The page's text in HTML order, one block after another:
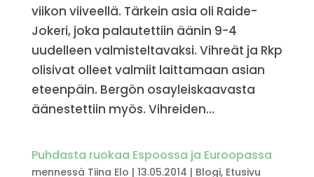
viikon viiveellä. Tärkein asia oli Raide-
Jokeri, joka palautettiin äänin 9-4
uudelleen valmisteltavaksi. Vihreät ja Rkp
olisivat olleet valmiit laittamaan asian
eteenpäin. Bergön osayleiskaavasta
äänestettiin myös. Vihreiden...
Puhdasta ruokaa Espoossa ja Euroopassa
mennessä Tiina Elo | 13.05.2014 | Blogi, Etusivu